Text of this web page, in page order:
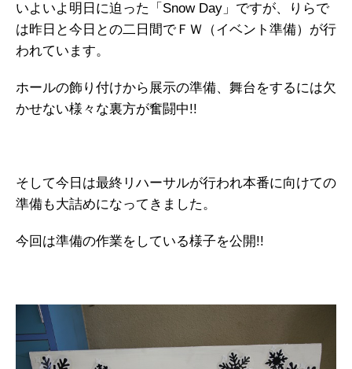
いよいよ明日に迫った「Snow Day」ですが、りらで
は昨日と今日との二日間でＦＷ（イベント準備）が行
われています。
ホールの飾り付けから展示の準備、舞台をするには欠
かせない様々な裏方が奮闘中!!
そして今日は最終リハーサルが行われ本番に向けての
準備も大詰めになってきました。
今回は準備の作業をしている様子を公開!!